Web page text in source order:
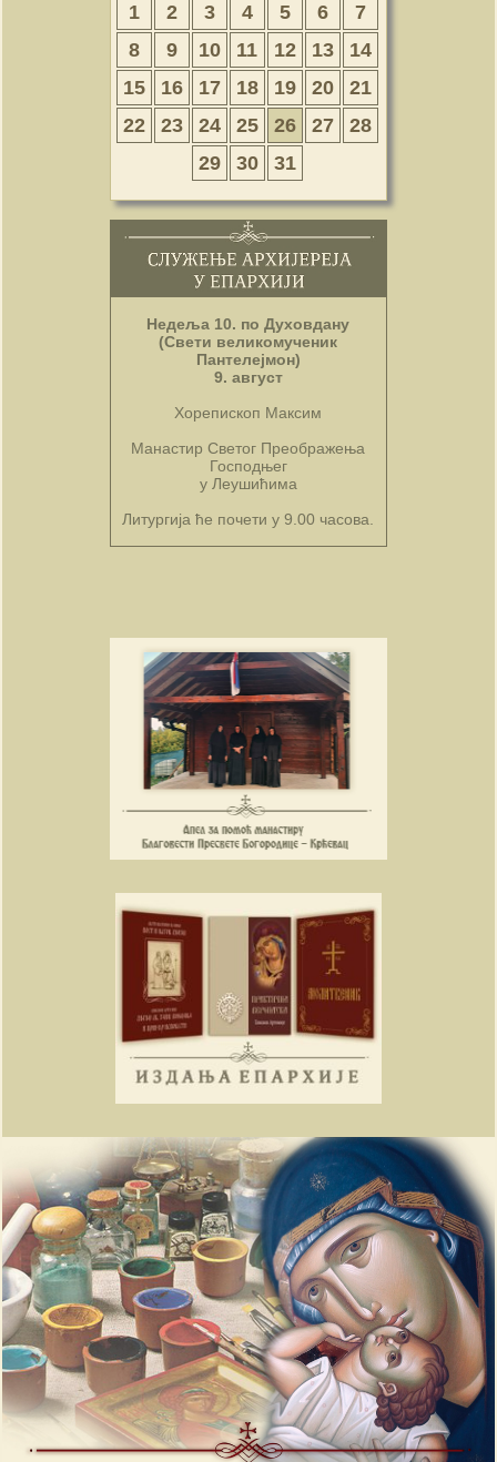
1 2 3 4 5 6
7
8
9 10 11 12 13
14
15
16 17 18 19 20
21
22
23 24 25 26 27
28
29
30 31
Недеља 10. по Духовдану
(Свети великомученик
Пантелејмон)
9. август
Хорепископ Максим
Манастир Светог Преображења
Господњег
у Леушићима
Литургија ће почети у 9.00 часова.